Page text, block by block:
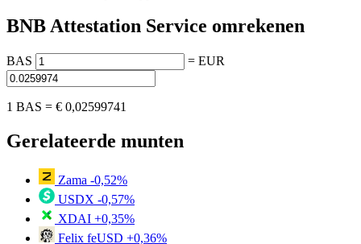
BNB Attestation Service omrekenen
BAS = EUR
1 BAS = € 0,02599741
Gerelateerde munten
Zama -0,52%
USDX -0,57%
XDAI +0,35%
Felix feUSD +0,36%